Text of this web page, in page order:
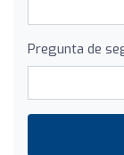
Pregunta de